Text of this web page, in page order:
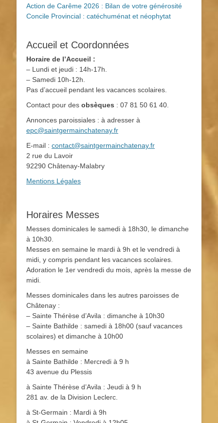
Action de Carême 2026 : Bilan de votre générosité
Concile Provincial : catéchuménat et néophytat
Accueil et Coordonnées
Horaire de l’Accueil :
– Lundi et jeudi : 14h-17h.
– Samedi 10h-12h.
Pas d’accueil pendant les vacances scolaires.
Contact pour des obsèques : 07 81 50 61 40.
Annonces paroissiales : à adresser à
epc@saintgermainchatenay.fr
E-mail : contact@saintgermainchatenay.fr
2 rue du Lavoir
92290 Châtenay-Malabry
Mentions Légales
Horaires Messes
Messes dominicales le samedi à 18h30, le dimanche
à 10h30.
Messes en semaine le mardi à 9h et le vendredi à
midi, y compris pendant les vacances scolaires.
Adoration le 1er vendredi du mois, après la messe de
midi.
Messes dominicales dans les autres paroisses de
Châtenay :
– Sainte Thérèse d’Avila : dimanche à 10h30
– Sainte Bathilde : samedi à 18h00 (sauf vacances
scolaires) et dimanche à 10h00
Messes en semaine
à Sainte Bathilde : Mercredi à 9 h
43 avenue du Plessis
à Sainte Thérèse d’Avila : Jeudi à 9 h
281 av. de la Division Leclerc.
à St-Germain : Mardi à 9h